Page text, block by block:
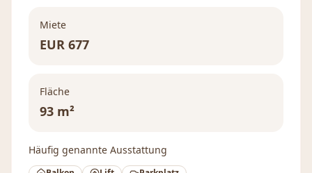
Miete
EUR 677
Fläche
93 m²
Häufig genannte Ausstattung